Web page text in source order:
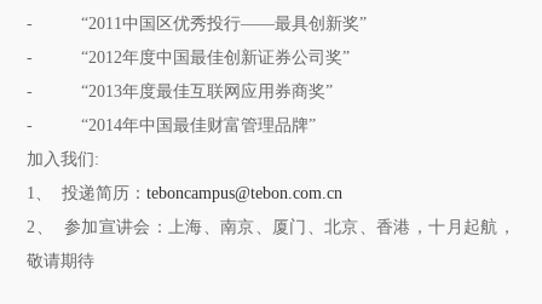
- “2011中国区优秀投行——最具创新奖”
- “2012年度中国最佳创新证券公司奖”
- “2013年度最佳互联网应用券商奖”
- “2014年中国最佳财富管理品牌”
加入我们:
1、 投递简历：teboncampus@tebon.com.cn
2、 参加宣讲会：上海、南京、厦门、北京、香港，十月起航，
敬请期待